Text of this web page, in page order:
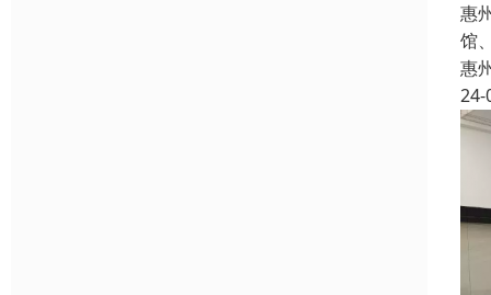
惠
馆
惠
24-